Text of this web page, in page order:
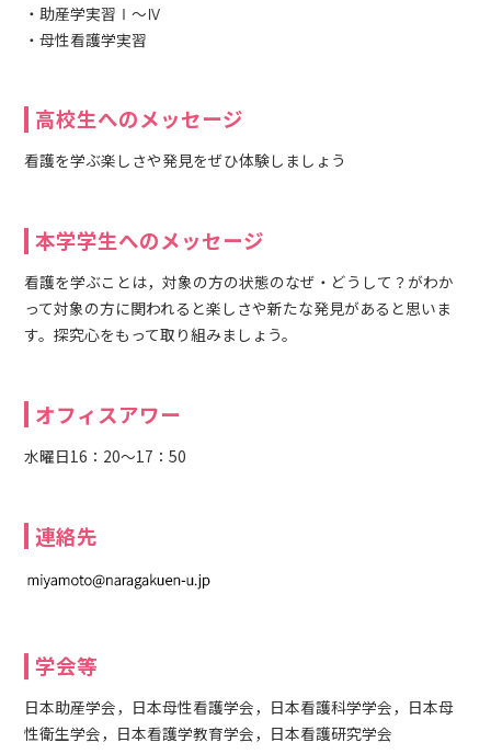
・助産学実習Ⅰ～Ⅳ
・母性看護学実習
高校生へのメッセージ
看護を学ぶ楽しさや発見をぜひ体験しましょう
本学学生へのメッセージ
看護を学ぶことは，対象の方の状態のなぜ・どうして？がわか
って対象の方に関われると楽しさや新たな発見があると思いま
す。探究心をもって取り組みましょう。
オフィスアワー
水曜日16：20～17：50
連絡先
学会等
日本助産学会，日本母性看護学会，日本看護科学学会，日本母
性衛生学会，日本看護学教育学会，日本看護研究学会